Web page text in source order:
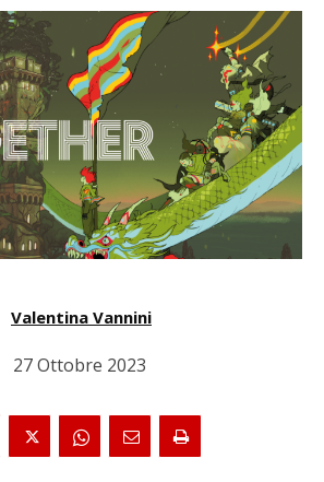
Valentina Vannini
27 Ottobre 2023